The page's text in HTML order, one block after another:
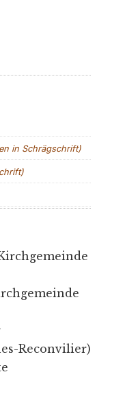
in Schrägschrift)
Reconvilier)